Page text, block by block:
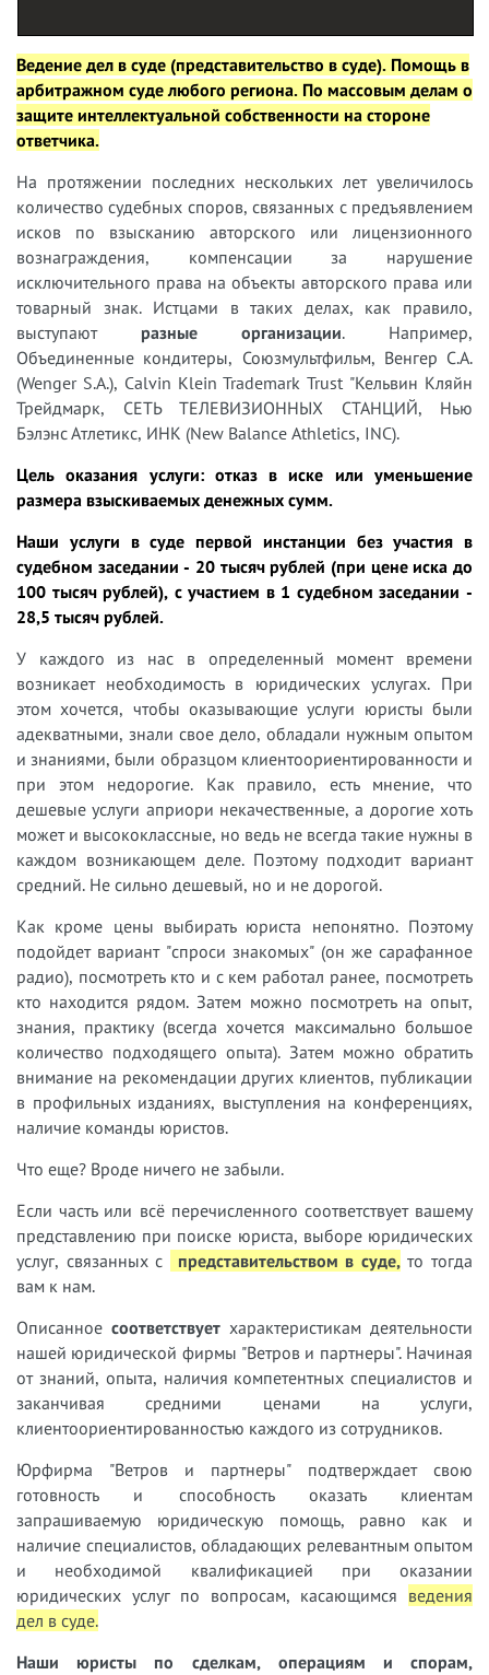
Ведение дел в суде (представительство в суде). Помощь в
арбитражном суде любого региона. По массовым делам о
защите интеллектуальной собственности на стороне
ответчика.
На протяжении последних нескольких лет увеличилось
количество судебных споров, связанных с предъявлением
исков по взысканию авторского или лицензионного
вознаграждения, компенсации за нарушение
исключительного права на объекты авторского права или
товарный знак. Истцами в таких делах, как правило,
выступают разные организации. Например,
Объединенные кондитеры, Союзмультфильм, Венгер С.А.
(Wenger S.A.), Calvin Klein Trademark Trust "Кельвин Кляйн
Трейдмарк, СЕТЬ ТЕЛЕВИЗИОННЫХ СТАНЦИЙ, Нью
Бэлэнс Атлетикс, ИНК (New Balance Athletics, INC).
Цель оказания услуги: отказ в иске или уменьшение
размера взыскиваемых денежных сумм.
Наши услуги в суде первой инстанции без участия в
судебном заседании - 20 тысяч рублей (при цене иска до
100 тысяч рублей), с участием в 1 судебном заседании -
28,5 тысяч рублей.
У каждого из нас в определенный момент времени
возникает необходимость в юридических услугах. При
этом хочется, чтобы оказывающие услуги юристы были
адекватными, знали свое дело, обладали нужным опытом
и знаниями, были образцом клиентоориентированности и
при этом недорогие. Как правило, есть мнение, что
дешевые услуги априори некачественные, а дорогие хоть
может и высококлассные, но ведь не всегда такие нужны в
каждом возникающем деле. Поэтому подходит вариант
средний. Не сильно дешевый, но и не дорогой.
Как кроме цены выбирать юриста непонятно. Поэтому
подойдет вариант "спроси знакомых" (он же сарафанное
радио), посмотреть кто и с кем работал ранее, посмотреть
кто находится рядом. Затем можно посмотреть на опыт,
знания, практику (всегда хочется максимально большое
количество подходящего опыта). Затем можно обратить
внимание на рекомендации других клиентов, публикации
в профильных изданиях, выступления на конференциях,
наличие команды юристов.
Что еще? Вроде ничего не забыли.
Если часть или всё перечисленного соответствует вашему
представлению при поиске юриста, выборе юридических
услуг, связанных с
представительством в суде,то тогда
вам к нам.
Описанное соответствует характеристикам деятельности
нашей юридической фирмы "Ветров и партнеры". Начиная
от знаний, опыта, наличия компетентных специалистов и
заканчивая средними ценами на услуги,
клиентоориентированностью каждого из сотрудников.
Юрфирма "Ветров и партнеры" подтверждает свою
готовность и способность оказать клиентам
запрашиваемую юридическую помощь, равно как и
наличие специалистов, обладающих релевантным опытом
и необходимой квалификацией при оказании
юридических услуг по вопросам, касающимся ведения
дел в суде.
Наши юристы
по сделкам, операциям и спорам,